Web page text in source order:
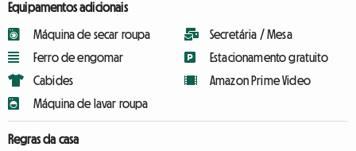
Equipamentos adicionais
Máquina de secar roupa
Ferro de engomar
Cabides
Máquina de lavar roupa
Secretária / Mesa
Estacionamento gratuito
Amazon Prime Video
Regras da casa